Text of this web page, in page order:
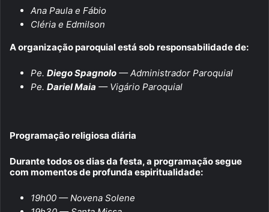
Ana Paula e Fábio
Cléria e Edmilson
A organização paroquial está sob responsabilidade de:
Pe. Diego Spagnolo — Administrador Paroquial
Pe. Dariel Maia — Vigário Paroquial
Programação religiosa diária
Durante todos os dias da festa, a programação segue
com momentos de profunda espiritualidade:
19h00 — Novena Solene